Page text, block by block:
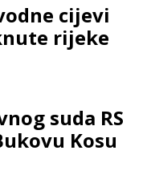
cijevi
rijeke
suda RS
Kosu